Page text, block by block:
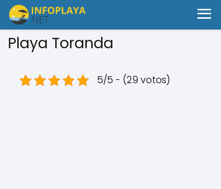
Playa Toranda
5/5 - (29 votos)